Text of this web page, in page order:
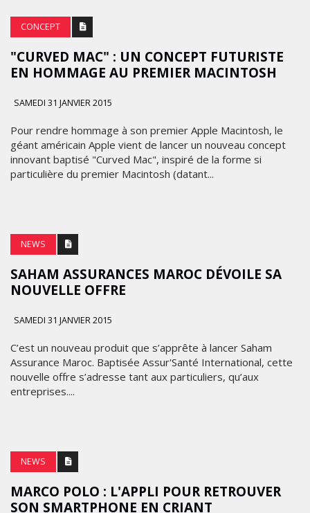
CONCEPT
"CURVED MAC" : UN CONCEPT FUTURISTE
EN HOMMAGE AU PREMIER MACINTOSH
SAMEDI 31 JANVIER 2015
Pour rendre hommage à son premier Apple Macintosh, le
géant américain Apple vient de lancer un nouveau concept
innovant baptisé "Curved Mac", inspiré de la forme si
particulière du premier Macintosh (datant...
NEWS
SAHAM ASSURANCES MAROC DÉVOILE SA
NOUVELLE OFFRE
SAMEDI 31 JANVIER 2015
C’est un nouveau produit que s’apprête à lancer Saham
Assurance Maroc. Baptisée Assur'Santé International, cette
nouvelle offre s’adresse tant aux particuliers, qu’aux
entreprises....
NEWS
MARCO POLO : L'APPLI POUR RETROUVER
SON SMARTPHONE EN CRIANT